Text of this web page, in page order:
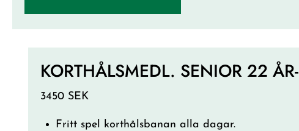
KORTHÅLSMEDL. SENIOR 22 ÅR-
3450 SEK
Fritt spel korthålsbanan alla dagar.